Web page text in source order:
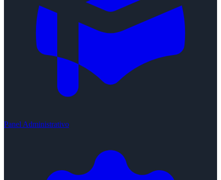
Panel Administrativo